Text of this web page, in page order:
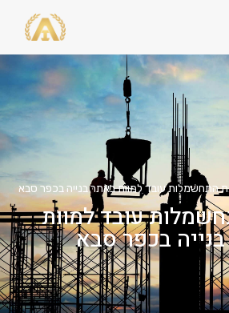
התחשמלות עובד למוות באתר בנייה בכפר סבא
עובד למוות
בכפר סבא